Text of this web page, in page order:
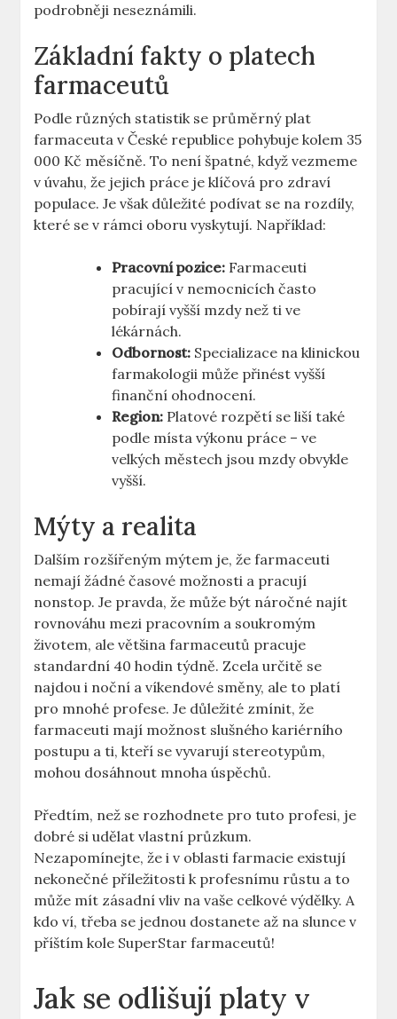
podrobněji neseznámili.
Základní fakty o platech
farmaceutů
Podle různých statistik se průměrný plat
farmaceuta v České republice pohybuje kolem 35
000 Kč měsíčně. To není špatné, když vezmeme
v úvahu, že jejich práce je klíčová pro zdraví
populace. Je však důležité podívat se na rozdíly,
které se v rámci oboru vyskytují. Například:
Pracovní pozice: Farmaceuti
pracující v nemocnicích často
pobírají vyšší mzdy než ti ve
lékárnách.
Odbornost: Specializace na klinickou
farmakologii může přinést vyšší
finanční ohodnocení.
Region: Platové rozpětí se liší také
podle místa výkonu práce – ve
velkých městech jsou mzdy obvykle
vyšší.
Mýty a realita
Dalším rozšířeným mýtem je, že farmaceuti
nemají žádné časové možnosti a pracují
nonstop. Je pravda, že může být náročné najít
rovnováhu mezi pracovním a soukromým
životem, ale většina farmaceutů pracuje
standardní 40 hodin týdně. Zcela určitě se
najdou i noční a víkendové směny, ale to platí
pro mnohé profese. Je důležité zmínit, že
farmaceuti mají možnost slušného kariérního
postupu a ti, kteří se vyvarují stereotypům,
mohou dosáhnout mnoha úspěchů.
Předtím, než se rozhodnete pro tuto profesi, je
dobré si udělat vlastní průzkum.
Nezapomínejte, že i v oblasti farmacie existují
nekonečné příležitosti k profesnímu růstu a to
může mít zásadní vliv na vaše celkové výdělky. A
kdo ví, třeba se jednou dostanete až na slunce v
příštím kole SuperStar farmaceutů!
Jak se odlišují platy v